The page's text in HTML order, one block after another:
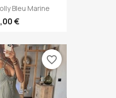
Bleu Marine
€
favorite_border